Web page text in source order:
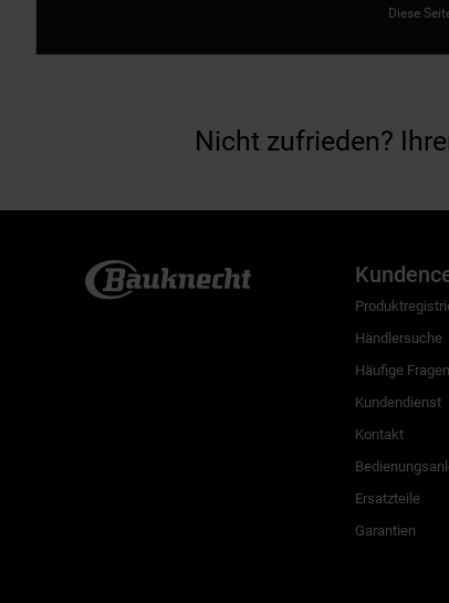
Diese
Nicht zufrieden?
Händlersuche
Häufige Fragen
Kundendienst
Kontakt
Ersatzteile
Garantien